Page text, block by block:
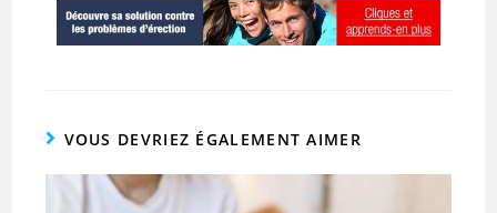
VOUS DEVRIEZ ÉGALEMENT AIMER